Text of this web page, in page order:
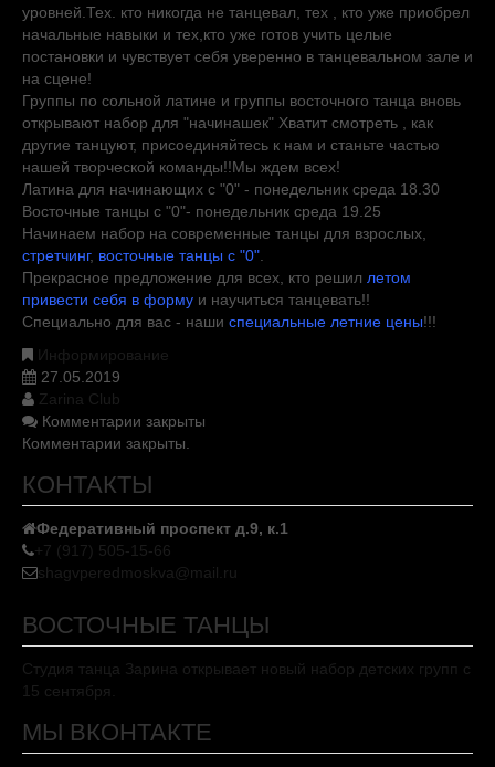
уровней.Тех. кто никогда не танцевал, тех , кто уже приобрел
начальные навыки и тех,кто уже готов учить целые
постановки и чувствует себя уверенно в танцевальном зале и
на сцене!
Группы по сольной латине и группы восточного танца вновь
открывают набор для "начинашек" Хватит смотреть , как
другие танцуют, присоединяйтесь к нам и станьте частью
нашей творческой команды!!Мы ждем всех!
Латина для начинающих с "0" - понедельник среда 18.30
Восточные танцы с "0"- понедельник среда 19.25
Начинаем набор на современные танцы для взрослых,
стретчинг, восточные танцы с "0"
Прекрасное предложение для всех, кто решил летом
привести себя в форму и научиться танцевать!!
Специально для вас - наши специальные летние цены!!!
Информирование
27.05.2019
Zarina Club
Комментарии закрыты
Комментарии закрыты.
КОНТАКТЫ
Федеративный проспект д.9, к.1
+7 (917) 505-15-66
shagvperedmoskva@mail.ru
ВОСТОЧНЫЕ ТАНЦЫ
Студия танца Зарина открывает новый набор детских групп с
15 сентября.
МЫ ВКОНТАКТЕ